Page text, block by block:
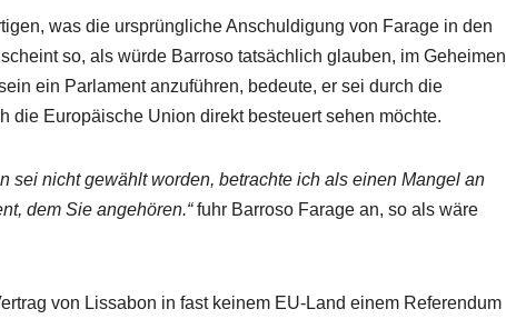
was die ursprüngliche Anschuldigung von Farage in den
so, als würde Barroso tatsächlich glauben, im Geheimen
ein Parlament anzuführen, bedeute, er sei durch die
die Europäische Union direkt besteuert sehen möchte.
sei nicht gewählt worden, betrachte ich als einen Mangel an
dem Sie angehören.“fuhr Barroso Farage an, so als wäre
von Lissabon in fast keinem EU-Land einem Referendum